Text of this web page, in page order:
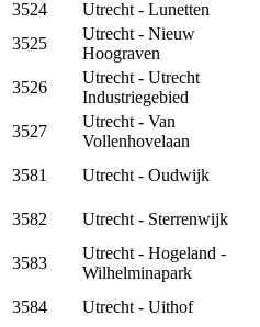
3524 Utrecht - Lunetten
3525
Utrecht - Nieuw
Hoograven
3526
Utrecht - Utrecht
Industriegebied
3527
Utrecht - Van
Vollenhovelaan
3581
Utrecht - Oudwijk
3582
Utrecht - Sterrenwijk
3583
Utrecht - Hogeland -
Wilhelminapark
3584
Utrecht - Uithof